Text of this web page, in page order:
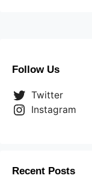
Follow Us
Twitter
Instagram
Recent Posts